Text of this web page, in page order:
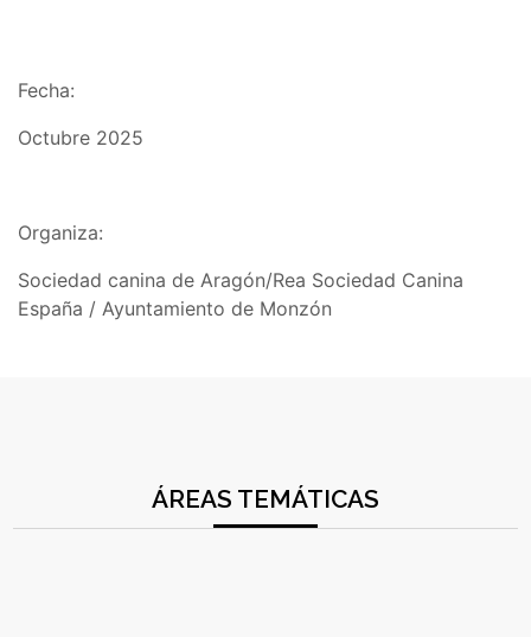
Fecha:
Octubre 2025
Organiza:
Sociedad canina de Aragón/Rea Sociedad Canina
España / Ayuntamiento de Monzón
ÁREAS TEMÁTICAS